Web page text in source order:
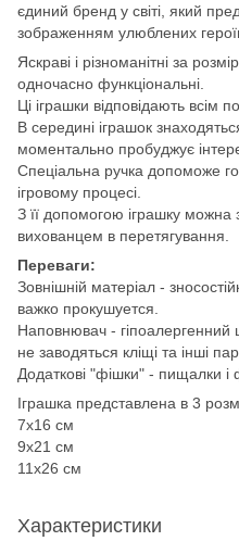
єдиний бренд у світі, який
зображенням улюблених героїв
Яскраві і різноманітні за
одночасно функціональні.
Ці іграшки відповідають всім
В середині іграшок
моментально пробуджує
Спеціальна ручка допоможе
ігровому процесі.
З її допомогою іграшку можна
вихованцем в перетягування.
Переваги: ​​
Зовнішній матеріал -
важко прокушуется.
Наповнювач -
не заводяться кліщі та інші
Додаткові "фішки" - пищалки і
Іграшка представлена в 3
7х16 см
9х21 см
11х26 см
Характеристики